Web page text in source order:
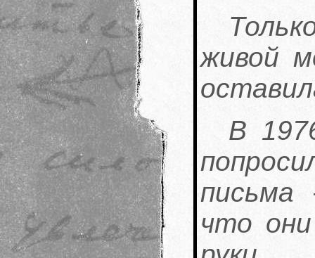
живой
В
что